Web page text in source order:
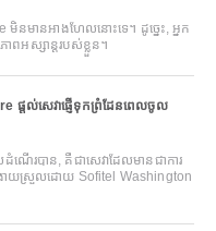
មានអាងហែលនោះទេ។ ដូច្នេះ, អ្នក
ពអស្សាន្ដរបស់ខ្លួន។
តល់សេវាផ្ញើទុកព្រំដែនពេលចូល
ណើរបាន, គឺជាសេវាដែលមានជាការ
ាយស្រួលដោយ Sofitel Washington